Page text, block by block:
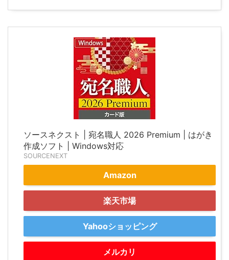
ソースネクスト | 宛名職人 2026 Premium | はがき
作成ソフト | Windows対応
SOURCENEXT
Amazon
楽天市場
Yahooショッピング
メルカリ